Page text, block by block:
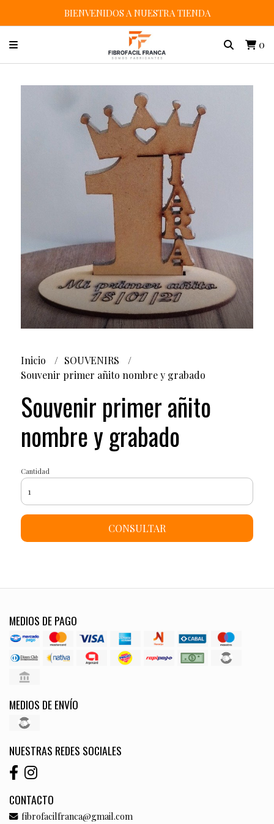
BIENVENIDOS A NUESTRA TIENDA
0
Inicio
SOUVENIRS
Souvenir primer añito nombre y grabado
Souvenir primer añito
nombre y grabado
Cantidad
CONSULTAR
MEDIOS DE PAGO
MEDIOS DE ENVÍO
NUESTRAS REDES SOCIALES
CONTACTO
fibrofacilfranca@gmail.com